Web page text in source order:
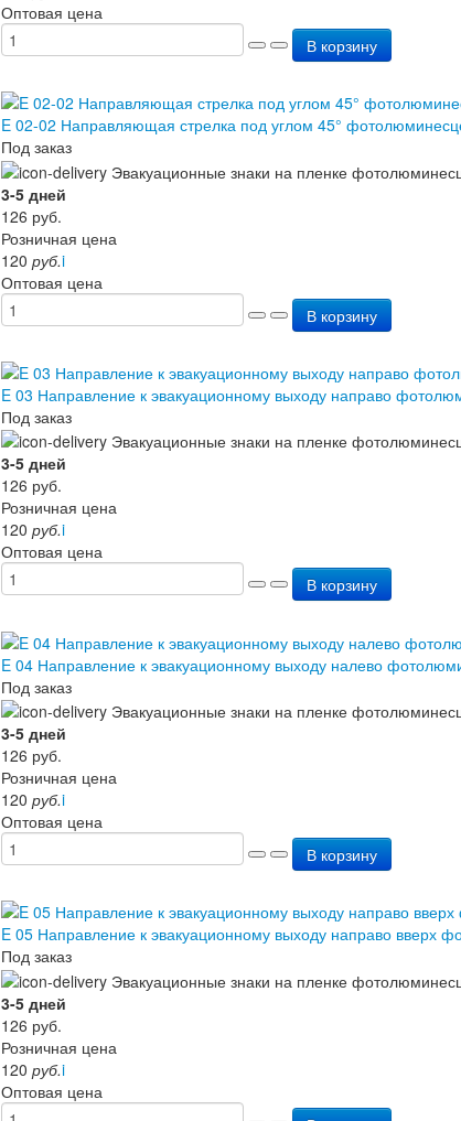
Оптовая цена
В корзину
E 02-02 Направляющая стрелка под углом 45°
Под заказ
3-5 дней
126 руб.
Розничная цена
120 руб.i
Оптовая цена
В корзину
E 03 Направление к эвакуационному выходу направо
Под заказ
3-5 дней
126 руб.
Розничная цена
120 руб.i
Оптовая цена
В корзину
E 04 Направление к эвакуационному выходу налево
Под заказ
3-5 дней
126 руб.
Розничная цена
120 руб.i
Оптовая цена
В корзину
E 05 Направление к эвакуационному выходу направо вверх
Под заказ
3-5 дней
126 руб.
Розничная цена
120 руб.i
Оптовая цена